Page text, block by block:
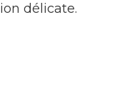
délicate.